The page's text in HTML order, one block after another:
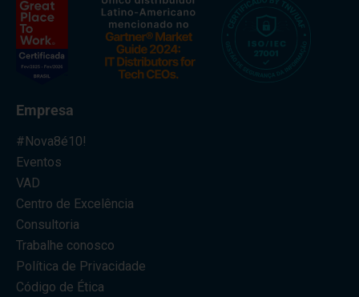
Empresa
#Nova8é10!
Eventos
VAD
Centro de Excelência
Consultoria
Trabalhe conosco
Política de Privacidade
Código de Ética